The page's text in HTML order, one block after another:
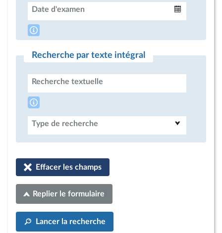
Date d'examen
Recherche par texte intégral
Recherche textuelle
Type de recherche
Effacer les champs
Replier le formulaire
Lancer la recherche